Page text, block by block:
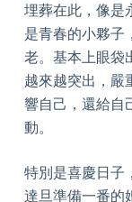
n埋葬在此，像是
是青春的小夥子
老。基本上眼袋
越來越突出，嚴
響自己，還給自
動。
特別是喜慶日子
達旦準備一番的